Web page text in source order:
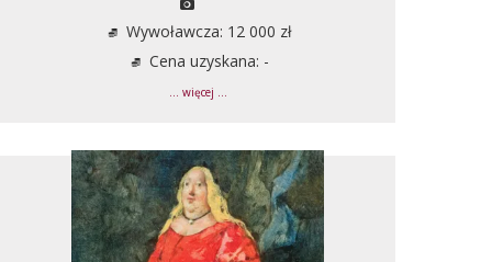
Wywoławcza: 12 000 zł
Cena uzyskana: -
... więcej ...